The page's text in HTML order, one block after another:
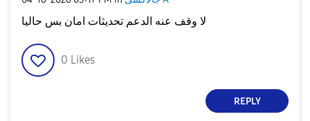
لا وقف عنه الدعم تحديثات امان بس حاليا
0 Likes
REPLY